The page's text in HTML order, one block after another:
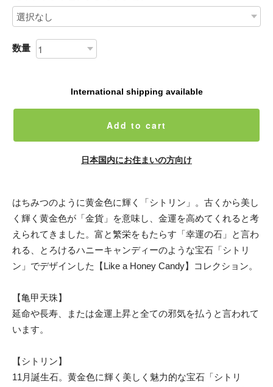
数量
International shipping available
Add to cart
日本国内にお住まいの方向け
はちみつのように黄金色に輝く「シトリン」。古くから美し
く輝く黄金色が「金貨」を意味し、金運を高めてくれると考
えられてきました。富と繁栄をもたらす「幸運の石」と言わ
れる、とろけるハニーキャンディーのような宝石「シトリ
ン」でデザインした【Like a Honey Candy】コレクション。
【亀甲天珠】
延命や長寿、または金運上昇と全ての邪気を払うと言われて
います。
【シトリン】
11月誕生石。黄金色に輝く美しく魅力的な宝石「シトリ